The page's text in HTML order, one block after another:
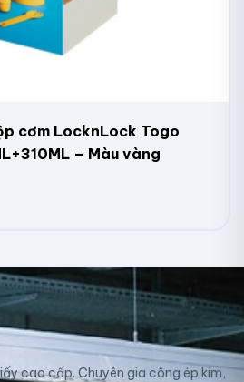
cơm LocknLock Togo
– Màu vàng
cao cấp. Chuyên gia công ép kim,